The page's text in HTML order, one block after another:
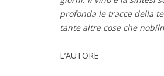
profonda le tracce della
tante altre cose che
L’AUTORE